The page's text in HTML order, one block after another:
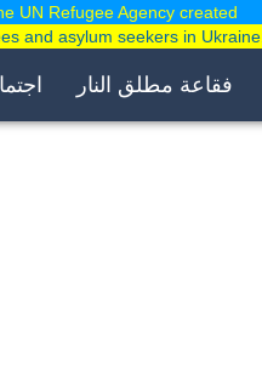
فقاعة مطلق النار
UN Refugee Agency created
and asylum seekers in Ukraine.